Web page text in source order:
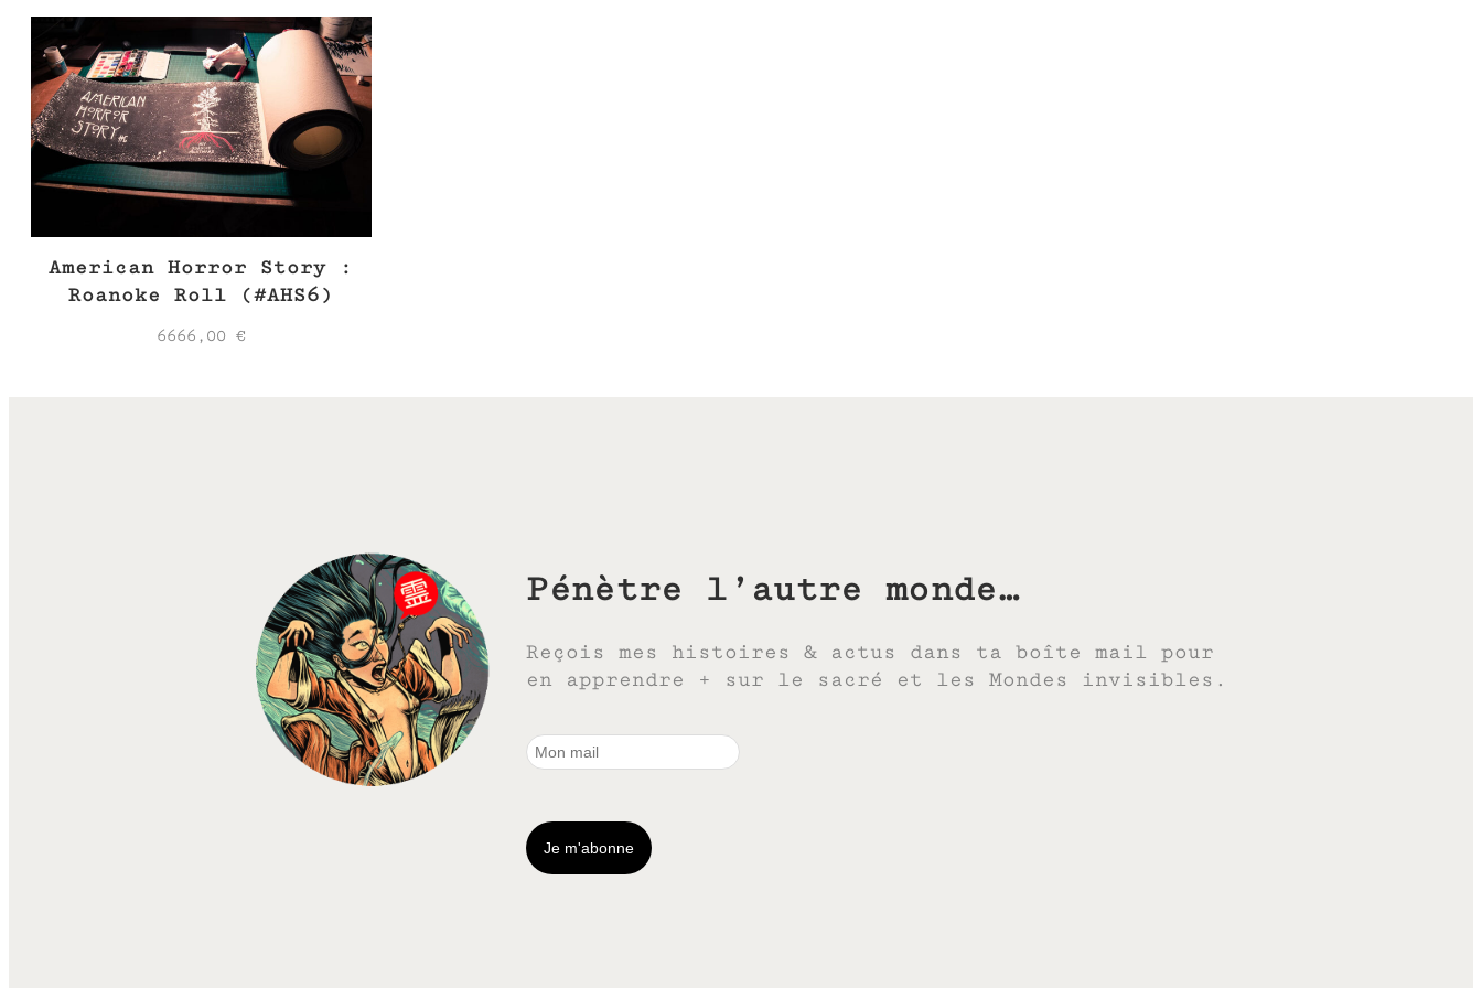
American Horror Story :
Roanoke Roll (#AHS6)
6666,00 €
Pénètre l’autre monde…
Reçois mes histoires & actus dans ta boîte mail pour
en apprendre + sur le sacré et les Mondes invisibles.